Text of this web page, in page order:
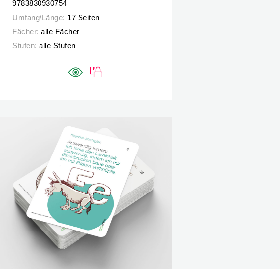
9783830930754
Umfang/Länge: 17 Seiten
Fächer: alle Fächer
Stufen: alle Stufen